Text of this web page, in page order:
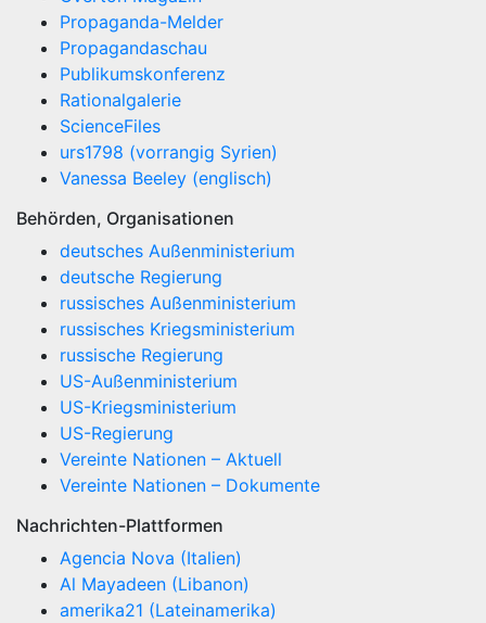
Propaganda-Melder
Propagandaschau
Publikumskonferenz
Rationalgalerie
ScienceFiles
urs1798 (vorrangig Syrien)
Vanessa Beeley (englisch)
Behörden, Organisationen
deutsches Außenministerium
deutsche Regierung
russisches Außenministerium
russisches Kriegsministerium
russische Regierung
US-Außenministerium
US-Kriegsministerium
US-Regierung
Vereinte Nationen – Aktuell
Vereinte Nationen – Dokumente
Nachrichten-Plattformen
Agencia Nova (Italien)
Al Mayadeen (Libanon)
amerika21 (Lateinamerika)